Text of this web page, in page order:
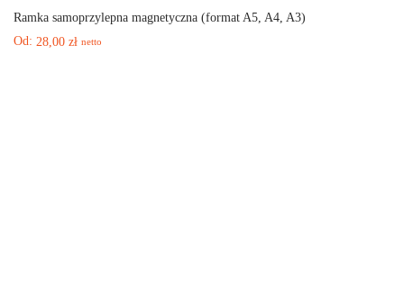
Ramka samoprzylepna magnetyczna (format A5, A4, A3)
Od: 28,00 zł netto